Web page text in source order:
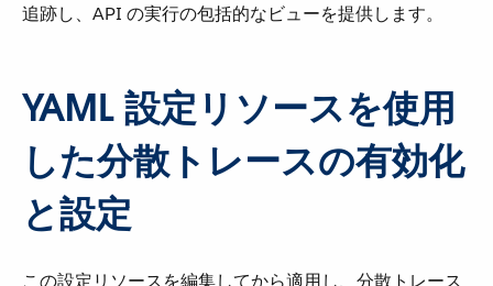
追跡し、API の実行の包括的なビューを提供します。
YAML 設定リソースを使用
した分散トレースの有効化
と設定
この設定リソースを編集してから適用し、分散トレース